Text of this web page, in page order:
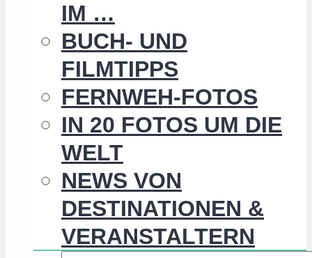
IM …
BUCH- UND
FILMTIPPS
FERNWEH-FOTOS
IN 20 FOTOS UM DIE
WELT
NEWS VON
DESTINATIONEN &
VERANSTALTERN